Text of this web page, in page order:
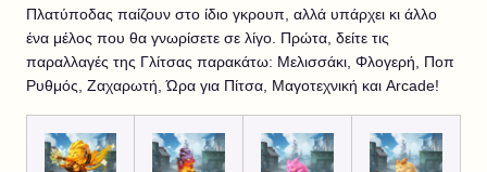
Πλατύποδας παίζουν στο ίδιο γκρουπ, αλλά υπάρχει κι άλλο
ένα μέλος που θα γνωρίσετε σε λίγο. Πρώτα, δείτε τις
παραλλαγές της Γλίτσας παρακάτω: Μελισσάκι, Φλογερή, Ποπ
Ρυθμός, Ζαχαρωτή, Ώρα για Πίτσα, Μαγοτεχνική και Arcade!